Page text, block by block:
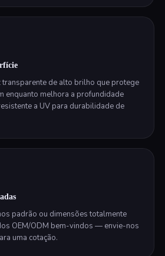
transparente de alto brilho que protege
enquanto melhora a profundidade
a UV para durabilidade de
padrão ou dimensões totalmente
OEM/ODM bem-vindos — envie-nos
uma cotação.